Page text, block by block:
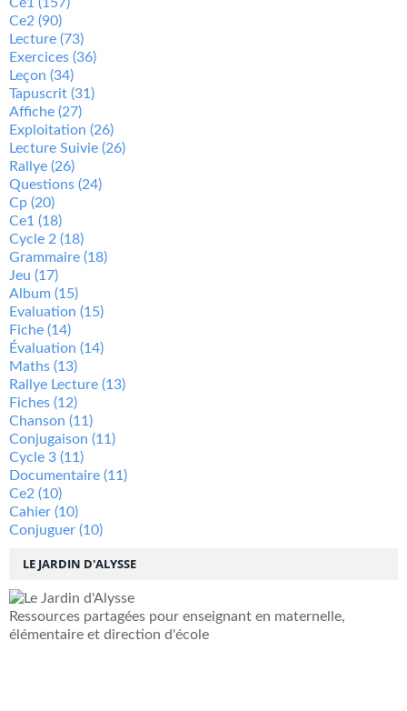
LE JARDIN D'ALYSSE
Ressources partagées pour enseignant en maternelle,
élémentaire et direction d'école
Ce2 (90)
Lecture (73)
Exercices (36)
Leçon (34)
Tapuscrit (31)
Affiche (27)
Exploitation (26)
Lecture Suivie (26)
Rallye (26)
Questions (24)
Cp (20)
Ce1 (18)
Cycle 2 (18)
Grammaire (18)
Jeu (17)
Album (15)
Evaluation (15)
Fiche (14)
Évaluation (14)
Maths (13)
Rallye Lecture (13)
Fiches (12)
Chanson (11)
Conjugaison (11)
Cycle 3 (11)
Documentaire (11)
Ce2 (10)
Cahier (10)
Conjuguer (10)